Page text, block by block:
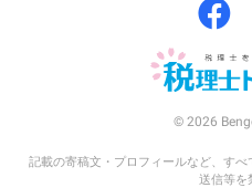
© 2026
記載の寄稿文・プロフィールなど、す
送信等を